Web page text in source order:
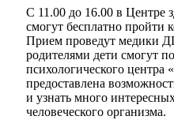
С 11.00 до 16.00 в Центре
смогут бесплатно пройти
Прием проведут медики
родителями дети смогут
психологического центра
предоставлена
и узнать много
человеческого организма.